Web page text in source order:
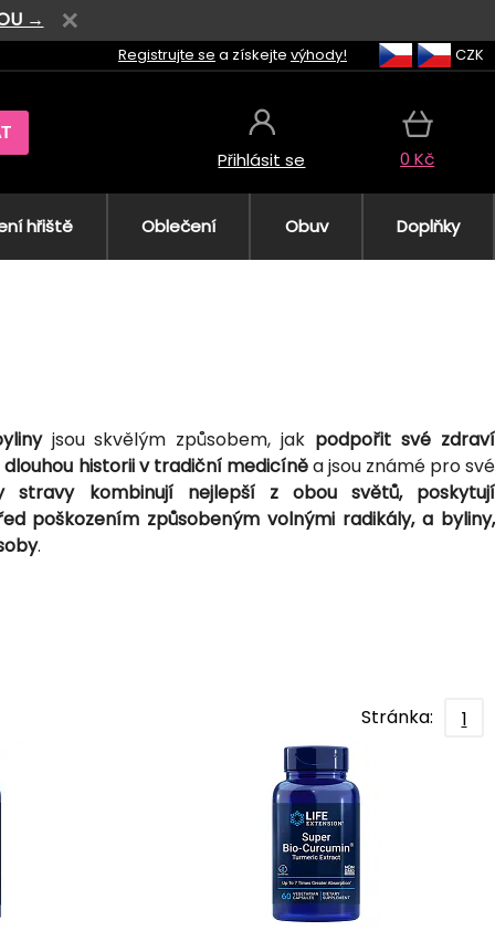
→
Registrujte se a získejte výhody! CZK
Přihlásit se 0 Kč
hřiště Oblečení Obuv Doplňky
jsou skvělým způsobem, jak podpořit své zdraví
dlouhou historii v tradiční medicíněa jsou známé pro své
stravy kombinují nejlepší z obou světů, poskytují
poškozením způsobeným volnými radikály, a byliny,
.
Stránka: 1